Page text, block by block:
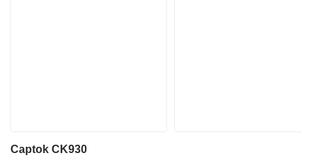
Captok CK930